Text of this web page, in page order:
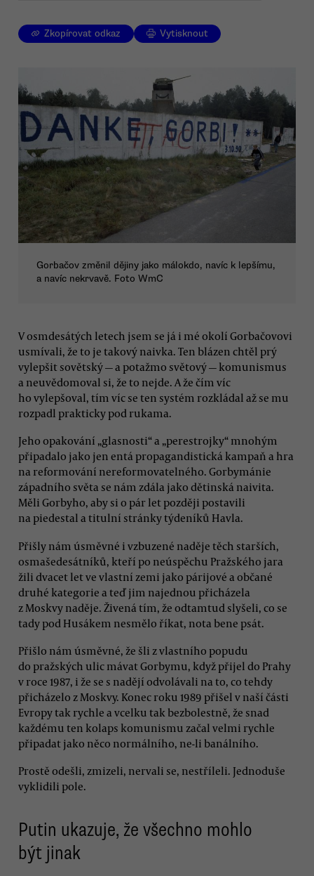
Zkopírovat odkaz Vytisknout
Gorbačov změnil dějiny jako málokdo, navíc k lepšímu,
a navíc nekrvavě. Foto WmC
V osmdesátých letech jsem se já i mé okolí Gorbačovovi
usmívali, že to je takový naivka. Ten blázen chtěl prý
vylepšit sovětský — a potažmo světový — komunismus
a neuvědomoval si, že to nejde. A že čím víc
ho vylepšoval, tím víc se ten systém rozkládal až se mu
rozpadl prakticky pod rukama.
Jeho opakování „glasnosti“ a „perestrojky“ mnohým
připadalo jako jen entá propagandistická kampaň a hra
na reformování nereformovatelného. Gorbymánie
západního světa se nám zdála jako dětinská naivita.
Měli Gorbyho, aby si o pár let později postavili
na piedestal a titulní stránky týdeníků Havla.
Přišly nám úsměvné i vzbuzené naděje těch starších,
osmašedesátníků, kteří po neúspěchu Pražského jara
žili dvacet let ve vlastní zemi jako párijové a občané
druhé kategorie a teď jim najednou přicházela
z Moskvy naděje. Živená tím, že odtamtud slyšeli, co se
tady pod Husákem nesmělo říkat, nota bene psát.
Přišlo nám úsměvné, že šli z vlastního popudu
do pražských ulic mávat Gorbymu, když přijel do Prahy
v roce 1987, i že se s nadějí odvolávali na to, co tehdy
přicházelo z Moskvy. Konec roku 1989 přišel v naší části
Evropy tak rychle a vcelku tak bezbolestně, že snad
každému ten kolaps komunismu začal velmi rychle
připadat jako něco normálního, ne-li banálního.
Prostě odešli, zmizeli, nervali se, nestříleli. Jednoduše
vyklidili pole.
Putin ukazuje, že všechno mohlo
být jinak